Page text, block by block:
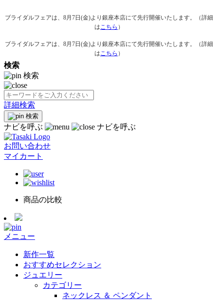
ブライダルフェアは、8月7日(金)より銀座本店にて先行開催いたします。（詳細
はこちら ）
ブライダルフェアは、8月7日(金)より銀座本店にて先行開催いたします。（詳細
はこちら ）
検索
検索
詳細検索
検索
ナビを呼ぶ ナビを呼ぶ
お問い合わせ
マイカート
商品の比較
メニュー
新作一覧
おすすめセレクション
ジュエリー
カテゴリー
ネックレス ＆ ペンダント